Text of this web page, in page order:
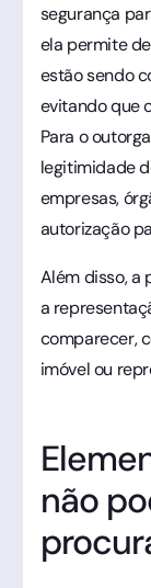
segurança
ela permite
estão sendo
evitando que
Para o
legitimidade
empresas,
autorização
Além disso, a
a
comparecer,
imóvel ou
não